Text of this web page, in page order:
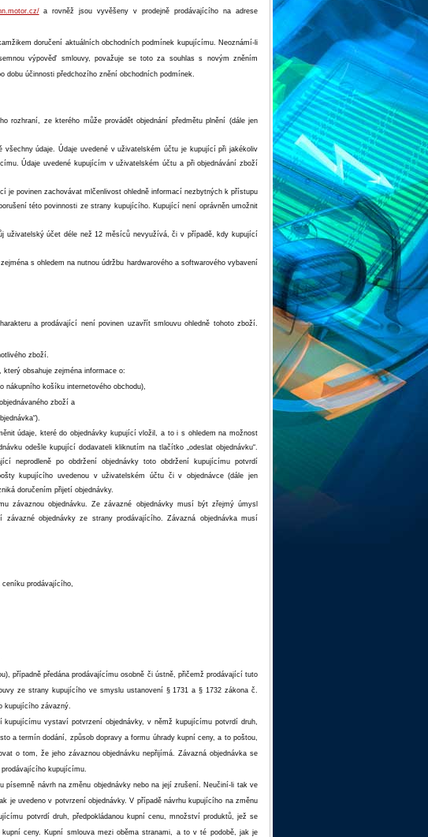
a rovněž jsou vyvěšeny v prodejně prodávajícího na adrese
doručení aktuálních obchodních podmínek kupujícímu. Neoznámí-li
výpověď smlouvy, považuje se toto za souhlas s novým zněním
dobu účinnosti předchozího znění obchodních podmínek.
rozhraní, ze kterého může provádět objednání předmětu plnění (dále jen
údaje. Údaje uvedené v uživatelském účtu je kupující při jakékoliv
Údaje uvedené kupujícím v uživatelském účtu a při objednávání zboží
je povinen zachovávat mlčenlivost ohledně informací nezbytných k přístupu
této povinnosti ze strany kupujícího. Kupující není oprávněn umožnit
účet déle než 12 měsíců nevyužívá, či v případě, kdy kupující
s ohledem na nutnou údržbu hardwarového a softwarového vybavení
a prodávající není povinen uzavřít smlouvu ohledně tohoto zboží.
zboží.
obsahuje zejména informace o:
nákupního košíku internetového obchodu),
zboží a
údaje, které do objednávky kupující vložil, a to i s ohledem na možnost
odešle kupující dodavateli kliknutím na tlačítko „odeslat objednávku“.
neprodleně po obdržení objednávky toto obdržení kupujícímu potvrdí
kupujícího uvedenou v uživatelském účtu či v objednávce (dále jen
doručením přijetí objednávky.
závaznou objednávku. Ze závazné objednávky musí být zřejmý úmysl
objednávky ze strany prodávajícího. Závazná objednávka musí
ceníku prodávajícího,
případně předána prodávajícímu osobně či ústně, přičemž prodávající tuto
ze strany kupujícího ve smyslu ustanovení § 1731 a § 1732 zákona č.
kupujícího závazný.
vystaví potvrzení objednávky, v němž kupujícímu potvrdí druh,
a termín dodání, způsob dopravy a formu úhrady kupní ceny, a to poštou,
o tom, že jeho závaznou objednávku nepřijímá. Závazná objednávka se
kupujícímu.
návrh na změnu objednávky nebo na její zrušení. Neučiní-li tak ve
je uvedeno v potvrzení objednávky. V případě návrhu kupujícího na změnu
potvrdí druh, předpokládanou kupní cenu, množství produktů, jež se
ceny. Kupní smlouva mezi oběma stranami, a to v té podobě, jak je